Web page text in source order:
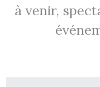
à venir,